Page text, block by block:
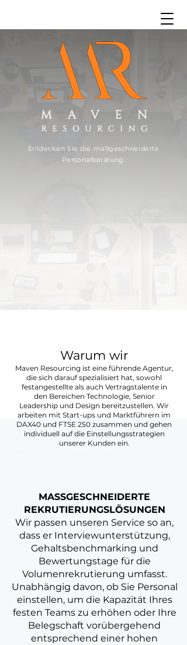
Entdecken Sie die maßgeschneiderte
Personalberatung.
Warum wir
Maven Resourcing ist eine führende Agentur,
die sich darauf spezialisiert hat, sowohl
festangestellte als auch Vertragstalente in
den Bereichen Technologie, Senior
Leadership und Design bereitzustellen. Wir
arbeiten mit Start-ups und Marktführern im
DAX40 und FTSE 250 zusammen und gehen
individuell auf die Einstellungsstrategien
unserer Kunden ein.
MASSGESCHNEIDERTE
REKRUTIERUNGSLÖSUNGEN
Wir passen unseren Service so an,
dass er Interviewunterstützung,
Gehaltsbenchmarking und
Bewertungstage für die
Volumenrekrutierung umfasst.
Unabhängig davon, ob Sie Personal
einstellen, um die Kapazität Ihres
festen Teams zu erhöhen oder Ihre
Belegschaft vorübergehend
entsprechend einer hohen